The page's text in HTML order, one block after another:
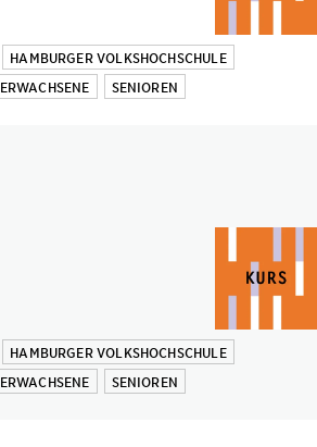
HAMBURGER VOLKSHOCHSCHULE
ERWACHSENE SENIOREN
HAMBURGER VOLKSHOCHSCHULE
ERWACHSENE SENIOREN